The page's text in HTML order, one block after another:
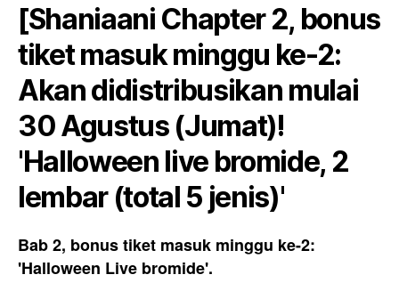
[Shaniaani Chapter 2, bonus
tiket masuk minggu ke-2:
Akan didistribusikan mulai
30 Agustus (Jumat)!
'Halloween live bromide, 2
lembar (total 5 jenis)'
Bab 2, bonus tiket masuk minggu ke-2:
'Halloween Live bromide'.